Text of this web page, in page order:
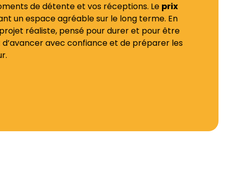
de détente et vos réceptions. Le prix
un espace agréable sur le long terme. En
réaliste, pensé pour durer et pour être
avec confiance et de préparer les